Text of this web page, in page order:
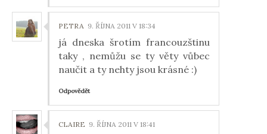
PETRA 9. ŘÍJNA 2011 V 18:34
já dneska šrotím francouzštinu
taky , nemůžu se ty věty vůbec
naučit a ty nehty jsou krásné :)
Odpovědět
CLAIRE 9. ŘÍJNA 2011 V 18:41